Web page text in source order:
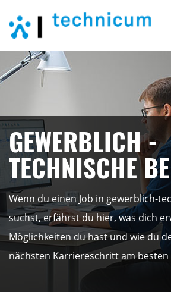
GEWERBLICH -
TECHNISCHE
Wenn du einen Job in gewerblich-
suchst, erfährst du hier, was dich
Möglichkeiten du hast und wie du
nächsten Karriereschritt am besten